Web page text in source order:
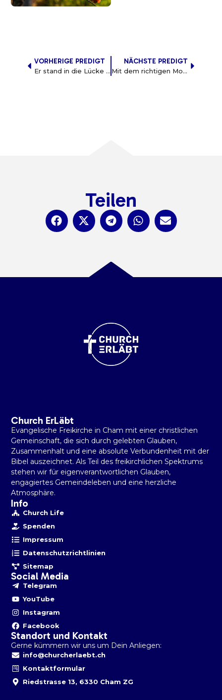
VORHERIGE PREDIGT
Er stand in die Lücke für Religion
NÄCHSTE PREDIGT
Mit dem richtigen Motiv
Teilen
Church ErLäbt
Evangelische Freikirche in Cham mit einer christlichen
Gemeinschaft, die sich durch gelebten Glauben,
Zusammenhalt und eine absolute Verbundenheit mit der
Bibel auszeichnet. Als Teil des freikirchlichen Spektrums
stehen wir für eigenverantwortlichen Glauben,
engagiertes Gemeindeleben und eine herzliche
Atmosphäre.
Info
Church Life
Spenden
Impressum
Datenschutzrichtlinien
Sitemap
Social Media
Telegram
YouTube
Instagram
Facebook
Standort und Kontakt
Gerne kümmern wir uns um Dein Anliegen:
info@churcherlaebt.ch
Kontaktformular
Riedstrasse 13, 6330 Cham ZG